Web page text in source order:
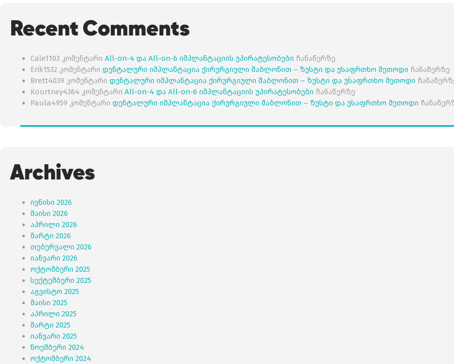
Recent Comments
Cale1103 კომენტარი All-on-4 და All-on-6 იმპლანტაციის უპირატესობები ჩანაწერზე
Erik1532 კომენტარი დენტალური იმპლანტაცია ქირურგიული შაბლონით – ზუსტი და უსაფრთხო მეთოდი ჩანაწერზე
Brett4039 კომენტარი დენტალური იმპლანტაცია ქირურგიული შაბლონით – ზუსტი და უსაფრთხო მეთოდი
Kourtney4364 კომენტარი All-on-4 და All-on-6 იმპლანტაციის უპირატესობები ჩანაწერზე
Paula4959 კომენტარი დენტალური იმპლანტაცია ქირურგიული შაბლონით – ზუსტი და უსაფრთხო მეთოდი
Archives
ივნისი 2026
მაისი 2026
აპრილი 2026
მარტი 2026
თებერვალი 2026
იანვარი 2026
ოქტომბერი 2025
სექტემბერი 2025
აგვისტო 2025
მაისი 2025
აპრილი 2025
მარტი 2025
იანვარი 2025
ნოემბერი 2024
ოქტომბერი 2024